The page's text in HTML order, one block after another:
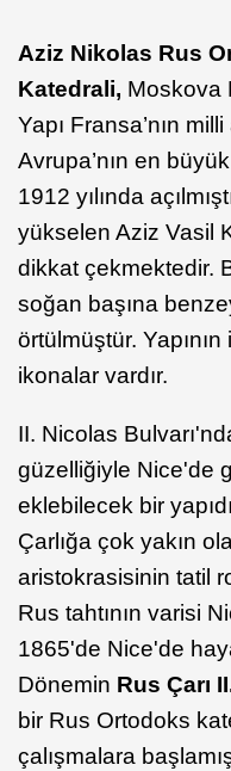
Aziz Nikolas Rus
Katedrali, Moskova
Yapı Fransa’nın
Avrupa’nın en
1912 yılında
yükselen Aziz Vasil
dikkat çekmektedir.
soğan başına
örtülmüştür.
ikonalar vardır.
II. Nicolas
güzelliğiyle Nice'de
eklebilecek bir
Çarlığa çok yakın
aristokrasisinin tatil
Rus tahtının varisi
1865'de Nice'de
Dönemin Rus Çarı
bir Rus Ortodoks
çalışmalara